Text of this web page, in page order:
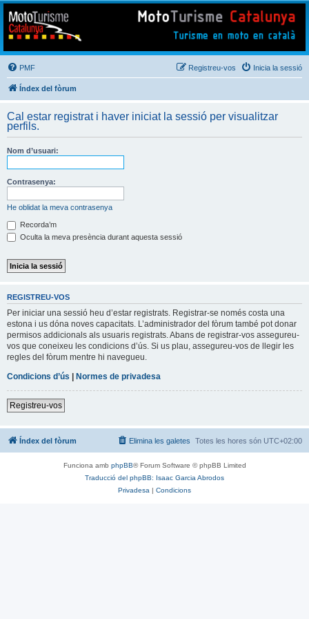
Mototurisme
Turisme en moto en català
PMF Inicia la sessió
Registreu-vos
Índex del fòrum
Cal estar registrat i haver iniciat la sessió per visualitzar
perfils.
Nom d’usuari:
Contrasenya:
He oblidat la meva contrasenya
Recorda’m
Oculta la meva presència durant aquesta sessió
REGISTREU-VOS
Per iniciar una sessió heu d’estar registrats. Registrar-se només costa una
estona i us dóna noves capacitats. L’administrador del fòrum també pot donar
permisos addicionals als usuaris registrats. Abans de registrar-vos assegureu-
vos que coneixeu les condicions d’ús. Si us plau, assegureu-vos de llegir les
regles del fòrum mentre hi navegueu.
Condicions d’ús | Normes de privadesa
Registreu-vos
Índex del fòrum Totes les hores són UTC+02:00
Elimina les galetes
Funciona amb phpBB® Forum Software © phpBB Limited
Traducció del phpBB: Isaac Garcia Abrodos
Privadesa | Condicions